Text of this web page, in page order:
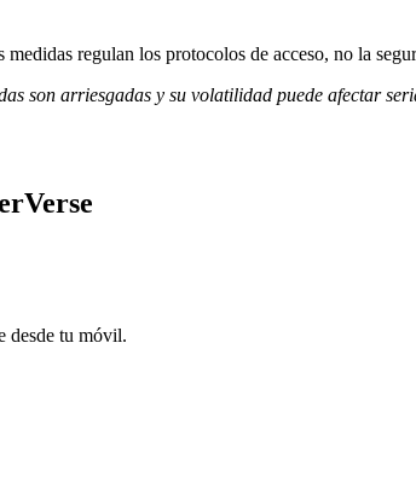
regulan los protocolos de acceso, no la
son arriesgadas y su volatilidad puede afectar
desde tu móvil.